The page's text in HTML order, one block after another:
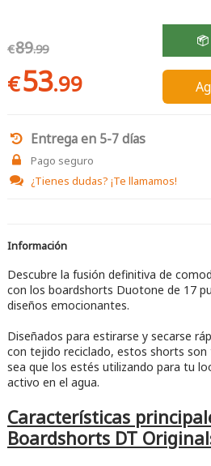
€89.99
€53.99
Entrega en 5-7 días
Pago seguro
¿Tienes dudas? ¡Te llamamos!
Información
Descubre la fusión definitiva de
con los boardshorts Duotone de 17
diseños emocionantes.
Diseñados para estirarse y secarse
con tejido reciclado, estos shorts
sea que los estés utilizando para tu
activo en el agua.
Características
Boardshorts DT